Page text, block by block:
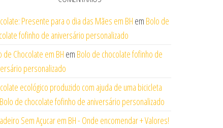
Presente para o dia das Mães em BH em Bolo de
fofinho de aniversário personalizado
de Chocolate em BH em Bolo de chocolate fofinho de
personalizado
ecológico produzido com ajuda de uma bicicleta
Bolo de chocolate fofinho de aniversário personalizado
Sem Açucar em BH - Onde encomendar + Valores!